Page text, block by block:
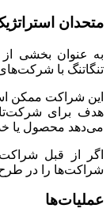
متحدان
به عنوان بخشی
تنگاتنگ با
این شراکت ممکن
هدف برای
می‌دهد محصول یا
اگر از قبل
شراکت‌ها را در
عملیات‌ها